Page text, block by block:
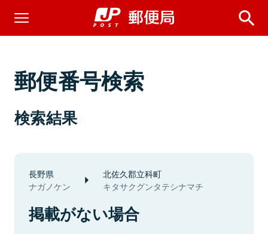
郵便番号検索
検索結果
長野県
ナガノケン
北佐久郡立科町
キタサクグンタテシナマチ
掲載がない場合